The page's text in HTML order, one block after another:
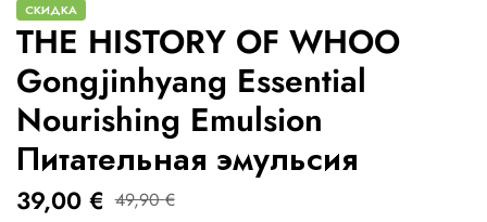
СКИДКА
THE HISTORY OF WHOO
Gongjinhyang Essential
Nourishing Emulsion
Питательная эмульсия
49,90€
39,00 €